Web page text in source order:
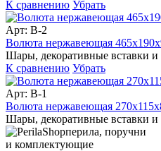
К сравнению Убрать
Арт: В-2
Волюта нержавеющая
Шары, декоративные вставки и
К сравнению Убрать
Арт: В-1
Волюта нержавеющая
Шары, декоративные вставки и
перила, поручни
и комплектующие